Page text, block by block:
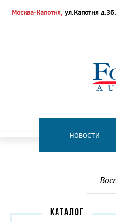
Москва-Капотня, ул.Капотня д.36.
НОВОСТИ
КАТАЛОГ